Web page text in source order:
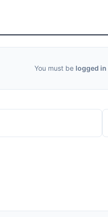
You must be logged in